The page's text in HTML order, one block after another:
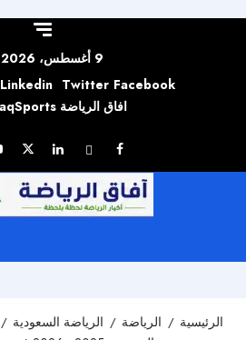
9 أغسطس، 2026
Facebook
Twitter
Linkedin
افاق الرياضة AfaqSports
الرئيسية الرياضة
الرياضة السعودية